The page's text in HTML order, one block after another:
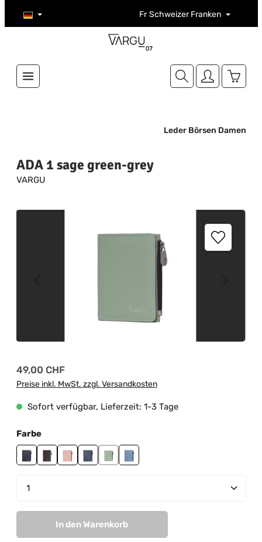
Zum Hauptinhalt springen Fr Schweizer Franken
Leder Börsen Damen
ADA 1 sage green-grey
VARGU
Bildergalerie überspringen
Regulärer Preis:
49,00 CHF
Preise inkl. MwSt. zzgl. Versandkosten
Sofort verfügbar, Lieferzeit: 1-3 Tage
Farbeauswählen
black-greybrown-sky blue
light pink-mauve
navy-cranberry
sage green-grey
sky blue-blue
Produkt Anzahl: Gib den gewünschten Wert ein
In den Warenkorb